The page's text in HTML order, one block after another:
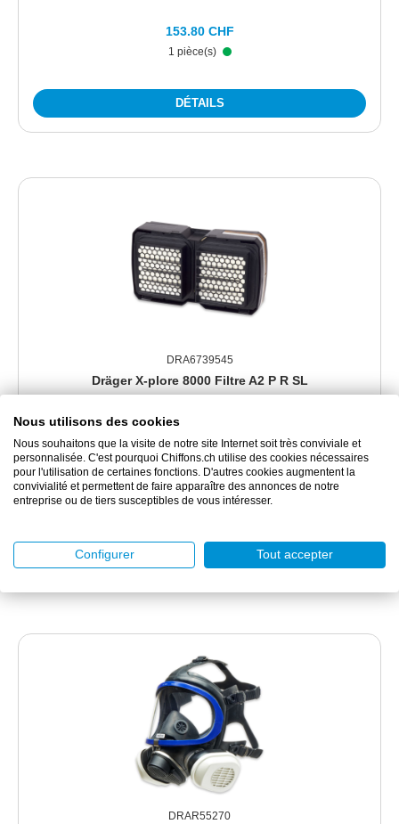
1 pièce(s)
153.80 CHF
DÉTAILS
DRA6739545
Dräger X-plore 8000 Filtre A2 P R SL
Pour ventilations assistées X-plore 8000
1 pièce(s)
82.90 CHF
DRAR55270
Nous utilisons des cookies
Nous souhaitons que la visite de notre site Internet soit très conviviale et
personnalisée. C'est pourquoi Chiffons.ch utilise des cookies nécessaires
pour l'utilisation de certaines fonctions. D'autres cookies augmentent la
convivialité et permettent de faire apparaître des annonces de notre
entreprise ou de tiers susceptibles de vous intéresser.
Configurer Tout accepter